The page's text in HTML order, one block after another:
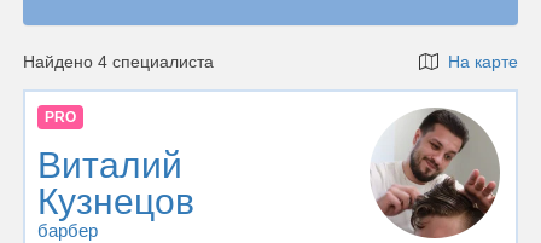
Найдено 4 специалиста На карте
PRO
Виталий
Кузнецов
барбер